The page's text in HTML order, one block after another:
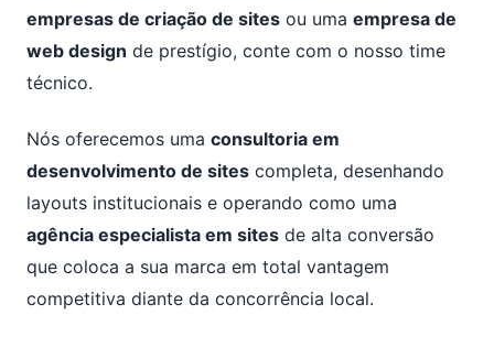
empresas de criação de sites ou uma empresa de
web design de prestígio, conte com o nosso time
técnico.
Nós oferecemos uma consultoria em
desenvolvimento de sites completa, desenhando
layouts institucionais e operando como uma
agência especialista em sites de alta conversão
que coloca a sua marca em total vantagem
competitiva diante da concorrência local.